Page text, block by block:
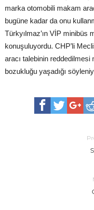
marka otomobili makam
bugüne kadar da onu
Türkyılmaz’ın VİP minibüs
konuşuluyordu. CHP’li
aracı talebinin
bozukluğu yaşadığı